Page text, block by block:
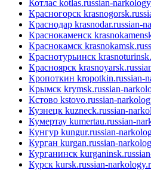
Котлас kotlas.russian-
Красногорск
Краснодар krasnodar.russian-
Краснокаменск
Краснокамск
Краснотурьинск
Красноярск
Кропоткин kropotkin.russian-
Крымск krymsk.russian-
Кстово kstovo.russian-
Кузнецк kuzneck.russian-
Кумертау kumertau.russian-
Кунгур kungur.russian-
Курган kurgan.russian-
Курганинск
Курск kursk.russian-